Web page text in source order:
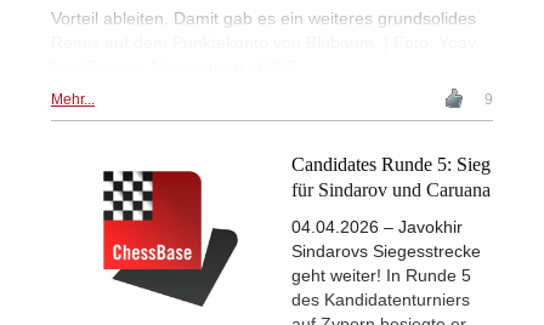
Vorteil ableiten. Damit gab es ein weiteres grundsolides
Mehr... 9
Candidates Runde 5: Sieg
für Sindarov und Caruana
04.04.2026 – Javokhir
Sindarovs Siegesstrecke
geht weiter! In Runde 5
des Kandidatenturniers